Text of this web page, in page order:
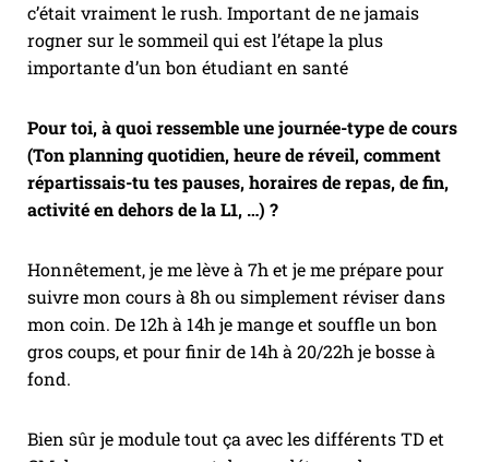
c’était vraiment le rush. Important de ne jamais
rogner sur le sommeil qui est l’étape la plus
importante d’un bon étudiant en santé
Pour toi, à quoi ressemble une journée-type de cours
(Ton planning quotidien, heure de réveil, comment
répartissais-tu tes pauses, horaires de repas, de fin,
activité en dehors de la L1, …) ?
Honnêtement, je me lève à 7h et je me prépare pour
suivre mon cours à 8h ou simplement réviser dans
mon coin. De 12h à 14h je mange et souffle un bon
gros coups, et pour finir de 14h à 20/22h je bosse à
fond.
Bien sûr je module tout ça avec les différents TD et